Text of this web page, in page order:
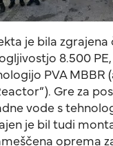
je bila zgrajena
8.500
PVA MBBR
Gre za
vode s
je bil tudi
oprema